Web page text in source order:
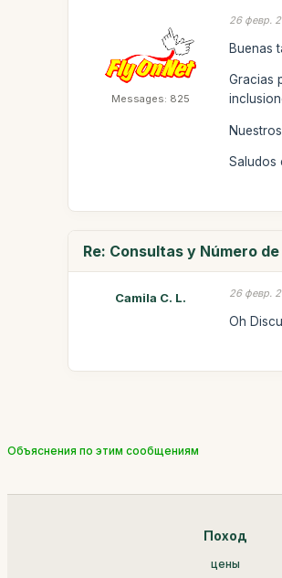
Messages: 825
26 февр.
Buenas
Gracias
Saludos
Re: Consultas y Número
Camila C. L. 26 февр.
Oh
Объяснения по этим сообщениям
Поход
цены